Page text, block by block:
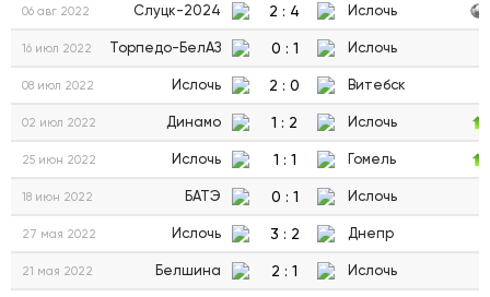
06 авг 2022 Слуцк-2024 2 : 4 Ислочь
16 июл 2022 Торпедо-БелАЗ 0 : 1 Ислочь
08 июл 2022 Ислочь 2 : 0 Витебск
02 июл 2022 Динамо 1 : 2 Ислочь
25 июн 2022 Ислочь 1 : 1 Гомель
18 июн 2022 БАТЭ 0 : 1 Ислочь
27 мая 2022 Ислочь 3 : 2 Днепр
21 мая 2022 Белшина 2 : 1 Ислочь